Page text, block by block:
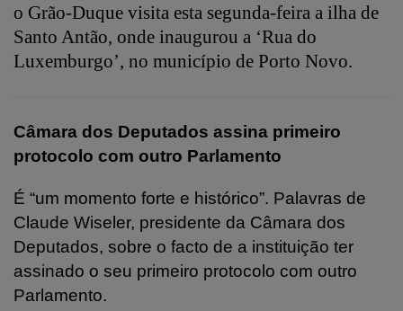
o Grão-Duque visita esta segunda-feira a ilha de
Santo Antão, onde inaugurou a ‘Rua do
Luxemburgo’, no município de Porto Novo.
Câmara dos Deputados assina primeiro
protocolo com outro Parlamento
É “um momento forte e histórico”. Palavras de
Claude Wiseler, presidente da Câmara dos
Deputados, sobre o facto de a instituição ter
assinado o seu primeiro protocolo com outro
Parlamento.